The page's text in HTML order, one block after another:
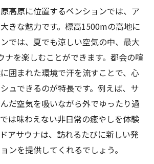
叶える長野のペンション選びガイ
すめの長野ペンション選びのコツ
ごせるペンションの選び方を解説
いしい長野のペンションを探す方
行きやすいペンションの特徴
ンランキングで選ぶ夏旅スポット
高原に位置するペンションでは、ア
きな魅力です。標高1500mの高地に
では、夏でも涼しい空気の中、最大
ナを楽しむことができます。都会の喧
囲まれた環境で汗を流すことで、心
ュできるのが特長です。例えば、サ
だ空気を吸いながら外でゆったり過
は味わえない非日常の癒やしを体験
アサウナは、訪れるたびに新しい発
ンを提供してくれるでしょう。